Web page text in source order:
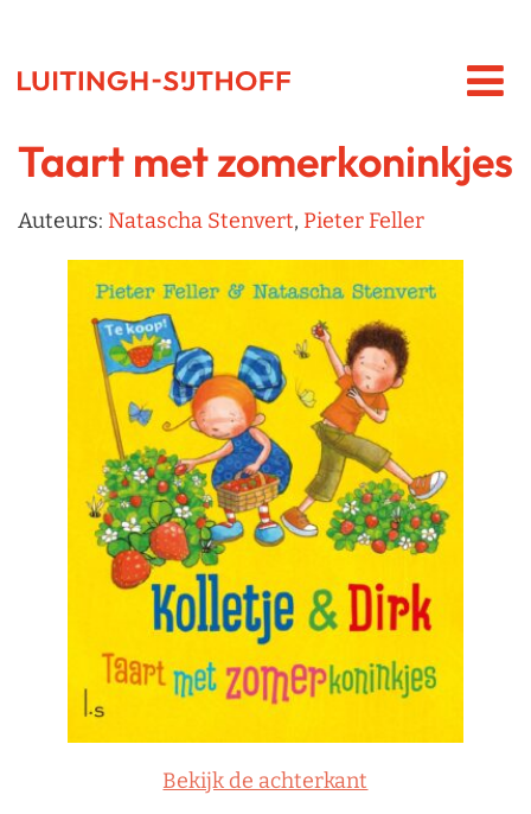
Taart met zomerkoninkjes
Auteurs: Natascha Stenvert, Pieter Feller
Bekijk de achterkant